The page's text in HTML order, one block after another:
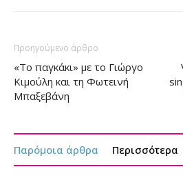
Προηγούμενο άρθρο
«Το παγκάκι» με το Γιώργο
Κιμούλη και τη Φωτεινή
Μπαξεβάνη
Παρόμοια άρθρα Περισσότερα